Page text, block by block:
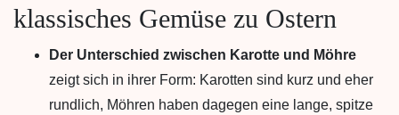
klassisches Gemüse zu Ostern
Der Unterschied zwischen Karotte und Möhre
zeigt sich in ihrer Form: Karotten sind kurz und eher
rundlich, Möhren haben dagegen eine lange, spitze